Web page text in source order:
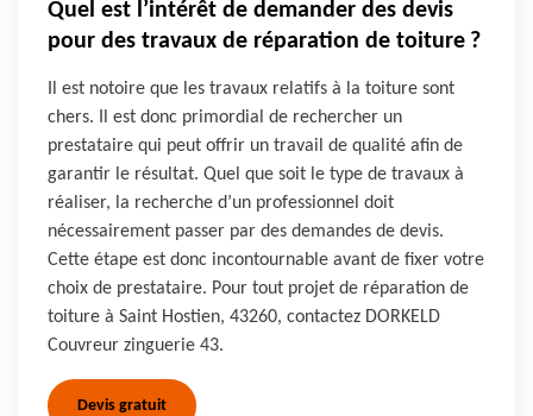
Quel est l’intérêt de demander des devis
pour des travaux de réparation de toiture ?
Il est notoire que les travaux relatifs à la toiture sont
chers. Il est donc primordial de rechercher un
prestataire qui peut offrir un travail de qualité afin de
garantir le résultat. Quel que soit le type de travaux à
réaliser, la recherche d’un professionnel doit
nécessairement passer par des demandes de devis.
Cette étape est donc incontournable avant de fixer votre
choix de prestataire. Pour tout projet de réparation de
toiture à Saint Hostien, 43260, contactez DORKELD
Couvreur zinguerie 43.
Devis gratuit